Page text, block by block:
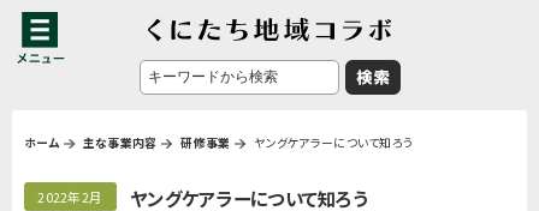
ホーム 主な事業内容 研修事業 ヤングケアラーについて知ろう
2022年2月 ヤングケアラーについて知ろう